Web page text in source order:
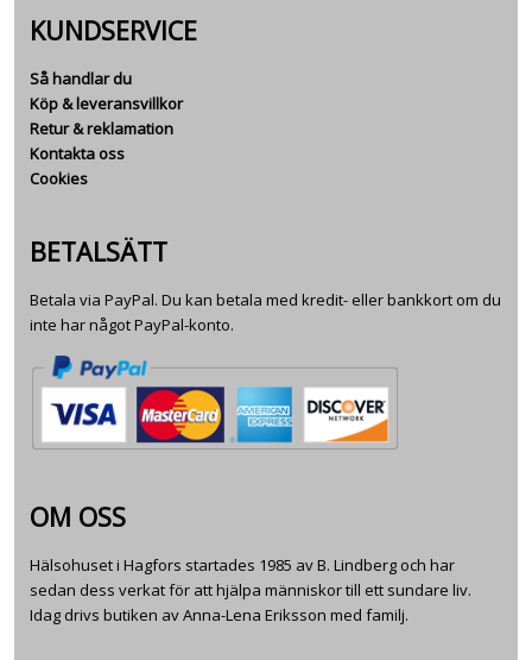
KUNDSERVICE
Så handlar du
Köp & leveransvillkor
Retur & reklamation
Kontakta oss
Cookies
BETALSÄTT
Betala via PayPal. Du kan betala med kredit- eller bankkort om du
inte har något PayPal-konto.
OM OSS
Hälsohuset i Hagfors startades 1985 av B. Lindberg och har
sedan dess verkat för att hjälpa människor till ett sundare liv.
Idag drivs butiken av Anna-Lena Eriksson med familj.